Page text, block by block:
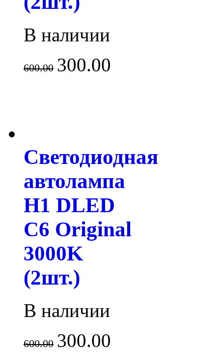
В наличии
600.00 300.00
Светодиодная
автолампа
H1 DLED
C6 Original
3000K
(2шт.)
В наличии
600.00 300.00